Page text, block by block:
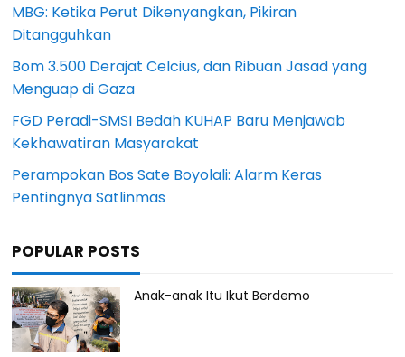
MBG: Ketika Perut Dikenyangkan, Pikiran
Ditangguhkan
Bom 3.500 Derajat Celcius, dan Ribuan Jasad yang
Menguap di Gaza
FGD Peradi-SMSI Bedah KUHAP Baru Menjawab
Kekhawatiran Masyarakat
Perampokan Bos Sate Boyolali: Alarm Keras
Pentingnya Satlinmas
POPULAR POSTS
Anak-anak Itu Ikut Berdemo